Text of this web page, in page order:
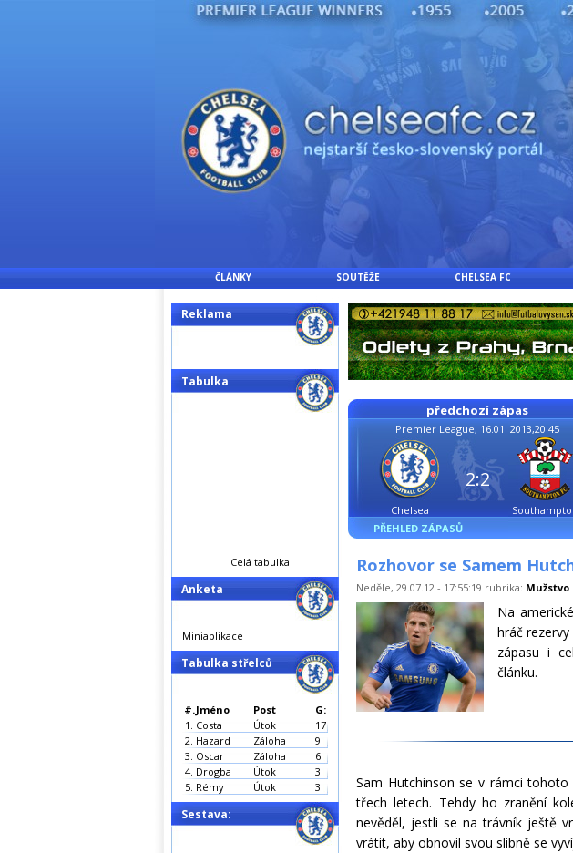
ČLÁNKY SOUTĚŽE CHELSEA FC
předchozí zápas
Premier League, 16.01. 2013,20:45
Chelsea
2:2
PŘEHLED ZÁPASŮ
Rozhovor se Samem
Neděle, 29.07.12 - 17:55:19 rubrika: Mužstvo
Na
hráč
zápasu i
článku.
Sam Hutchinson se v rámci
třech letech. Tehdy ho zranění
nevěděl, jestli se na trávník ještě
vrátit, aby obnovil svou slibně se
Reklama
Tabulka
Celá tabulka
Anketa
Miniaplikace
Tabulka střelců
#.Jméno Post
G:
1. Costa Útok
17
2. Hazard Záloha
9
3. Oscar Záloha
6
4. Drogba Útok
3
5. Rémy Útok 3
Sestava: